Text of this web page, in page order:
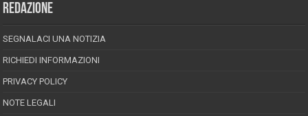
REDAZIONE
SEGNALACI UNA NOTIZIA
RICHIEDI INFORMAZIONI
PRIVACY POLICY
NOTE LEGALI